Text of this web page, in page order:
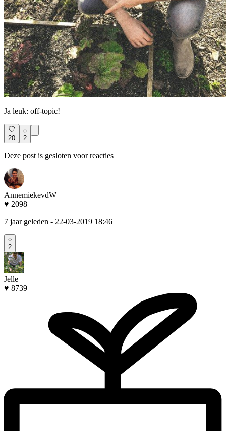
Ja leuk: off-topic!
20 2
Deze post is gesloten voor reacties
AnnemiekevdW
♥ 2098
7 jaar geleden - 22-03-2019 18:46
2
Jelle
♥ 8739